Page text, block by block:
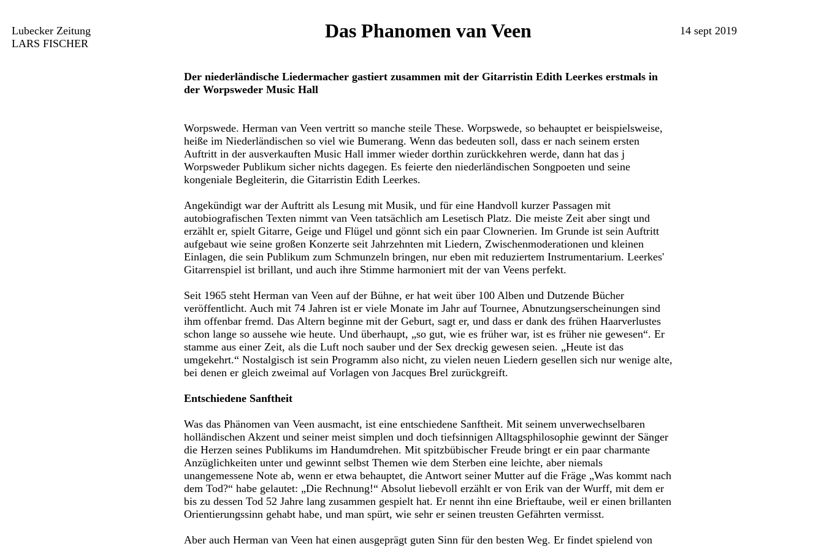
Lubecker Zeitung
LARS FISCHER
Das Phanomen van Veen 14 sept 2019
Der niederländische Liedermacher gastiert zusammen mit der Gitarristin Edith Leerkes erstmals in
der Worpsweder Music Hall
Worpswede. Herman van Veen vertritt so manche steile These. Worpswede, so behauptet er beispielsweise,
heiße im Niederländischen so viel wie Bumerang. Wenn das bedeuten soll, dass er nach seinem ersten
Auftritt in der ausverkauften Music Hall immer wieder dorthin zurückkehren werde, dann hat das j
Worpsweder Publikum sicher nichts dagegen. Es feierte den niederländischen Songpoeten und seine
kongeniale Begleiterin, die Gitarristin Edith Leerkes.
Angekündigt war der Auftritt als Lesung mit Musik, und für eine Handvoll kurzer Passagen mit
autobiografischen Texten nimmt van Veen tatsächlich am Lesetisch Platz. Die meiste Zeit aber singt und
erzählt er, spielt Gitarre, Geige und Flügel und gönnt sich ein paar Clownerien. Im Grunde ist sein Auftritt
aufgebaut wie seine großen Konzerte seit Jahrzehnten mit Liedern, Zwischenmoderationen und kleinen
Einlagen, die sein Publikum zum Schmunzeln bringen, nur eben mit reduziertem Instrumentarium. Leerkes'
Gitarrenspiel ist brillant, und auch ihre Stimme harmoniert mit der van Veens perfekt.
Seit 1965 steht Herman van Veen auf der Bühne, er hat weit über 100 Alben und Dutzende Bücher
veröffentlicht. Auch mit 74 Jahren ist er viele Monate im Jahr auf Tournee, Abnutzungserscheinungen sind
ihm offenbar fremd. Das Altern beginne mit der Geburt, sagt er, und dass er dank des frühen Haarverlustes
schon lange so aussehe wie heute. Und überhaupt, „so gut, wie es früher war, ist es früher nie gewesen“. Er
stamme aus einer Zeit, als die Luft noch sauber und der Sex dreckig gewesen seien. „Heute ist das
umgekehrt.“ Nostalgisch ist sein Programm also nicht, zu vielen neuen Liedern gesellen sich nur wenige alte,
bei denen er gleich zweimal auf Vorlagen von Jacques Brel zurückgreift.
Entschiedene Sanftheit
Was das Phänomen van Veen ausmacht, ist eine entschiedene Sanftheit. Mit seinem unverwechselbaren
holländischen Akzent und seiner meist simplen und doch tiefsinnigen Alltagsphilosophie gewinnt der Sänger
die Herzen seines Publikums im Handumdrehen. Mit spitzbübischer Freude bringt er ein paar charmante
Anzüglichkeiten unter und gewinnt selbst Themen wie dem Sterben eine leichte, aber niemals
unangemessene Note ab, wenn er etwa behauptet, die Antwort seiner Mutter auf die Fräge „Was kommt nach
dem Tod?“ habe gelautet: „Die Rechnung!“ Absolut liebevoll erzählt er von Erik van der Wurff, mit dem er
bis zu dessen Tod 52 Jahre lang zusammen gespielt hat. Er nennt ihn eine Brieftaube, weil er einen brillanten
Orientierungssinn gehabt habe, und man spürt, wie sehr er seinen treusten Gefährten vermisst.
Aber auch Herman van Veen hat einen ausgeprägt guten Sinn für den besten Weg. Er findet spielend von